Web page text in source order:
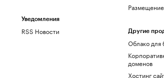
Уведомления
RSS Новости Другие
Облако для
доменов
Хостинг